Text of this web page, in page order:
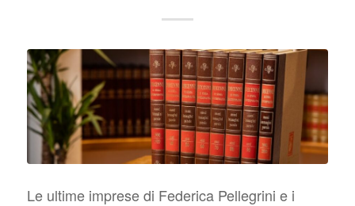
Le ultime imprese di Federica Pellegrini e i